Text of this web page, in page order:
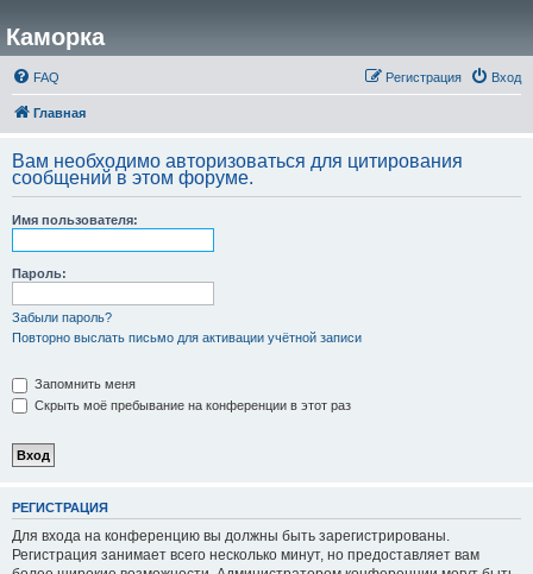
Каморка
FAQ Вход
Регистрация
Главная
Вам необходимо авторизоваться для цитирования
сообщений в этом форуме.
Имя пользователя:
Пароль:
Забыли пароль?
Повторно выслать письмо для активации учётной записи
Запомнить меня
Скрыть моё пребывание на конференции в этот раз
РЕГИСТРАЦИЯ
Для входа на конференцию вы должны быть зарегистрированы.
Регистрация занимает всего несколько минут, но предоставляет вам